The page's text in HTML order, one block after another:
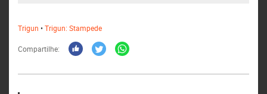
Trigun •Trigun: Stampede
Compartilhe: